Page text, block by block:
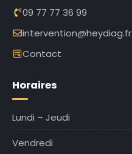
09 77 77 36 99
intervention@heydiag.fr
Contact
Horaires
Lundi – Jeudi
Vendredi